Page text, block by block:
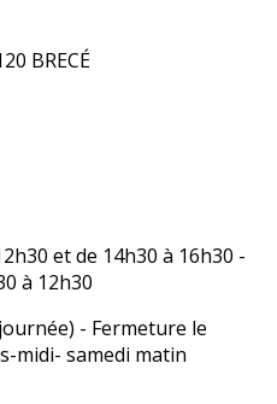
BRECÉ
et de 14h30 à 16h30 -
à 12h30
- Fermeture le
midi- samedi matin